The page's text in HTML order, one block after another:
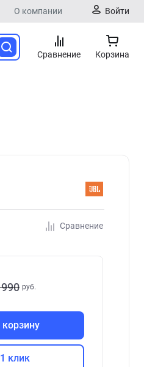
О компании Войти
Сравнение Корзина
Сравнение
руб.
клик